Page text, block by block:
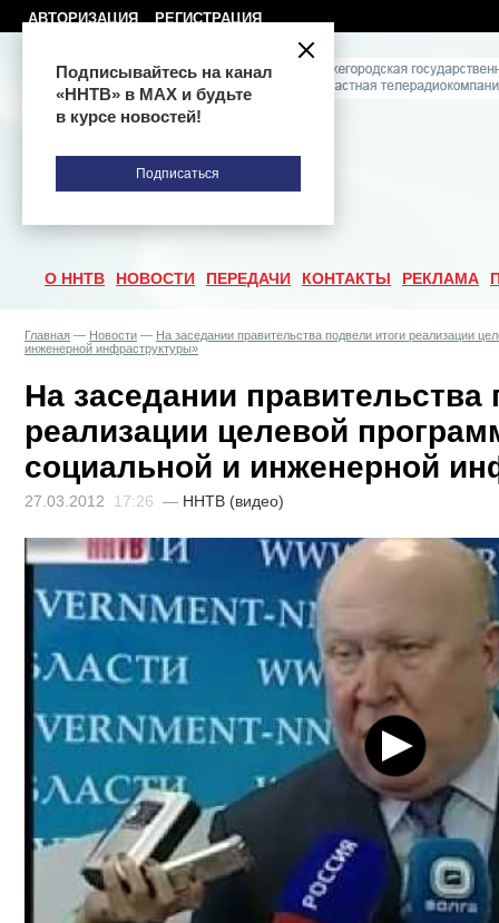
АВТОРИЗАЦИЯ РЕГИСТРАЦИЯ
О ННТВ НОВОСТИ ПЕРЕДАЧИ КОНТАКТЫ РЕКЛАМА
Главная — Новости — На заседании правительства подвели итоги реализации
инженерной инфраструктуры»
На заседании правительства
реализации целевой
социальной и инженерной
27.03.2012 17:26 — ННТВ (видео)
Подписывайтесь на канал
«ННТВ» в МАХ и будьте
в курсе новостей!
Подписаться